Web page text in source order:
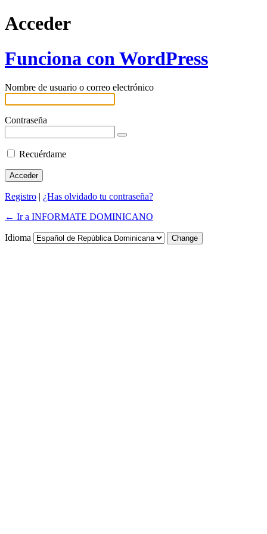
Acceder
Funciona con WordPress
Nombre de usuario o correo electrónico
Contraseña
Recuérdame
Registro | ¿Has olvidado tu contraseña?
← Ir a INFORMATE DOMINICANO
Idioma